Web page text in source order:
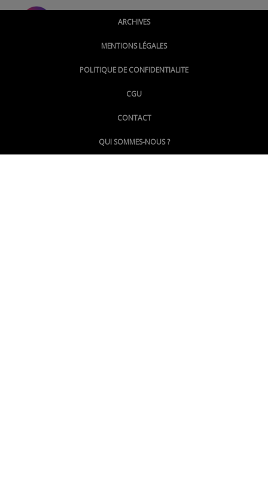
@montpellierpoinginfo
@LePoingMontpellier
ARCHIVES
MENTIONS LÉGALES
POLITIQUE DE CONFIDENTIALITE
CGU
CONTACT
QUI SOMMES-NOUS ?